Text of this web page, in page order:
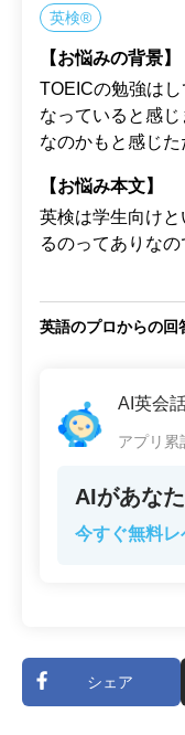
英検®
【お悩みの背景】
TOEICの勉強は
なっていると感
なのかもと感じた
【お悩み本文】
英検は学生向け
るのってありなの
英語のプロからの回
AI英会
アプリ累
AIがあな
今すぐ無料
シェア